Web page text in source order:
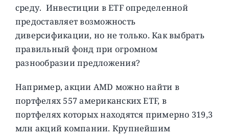
среду. Инвестиции в ETF определенной
предоставляет возможность
диверсификации, но не только. Как выбрать
правильный фонд при огромном
разнообразии предложения?
Например, акции AMD можно найти в
портфелях 557 американских ETF, в
портфелях которых находятся примерно 319,3
млн акций компании. Крупнейшим